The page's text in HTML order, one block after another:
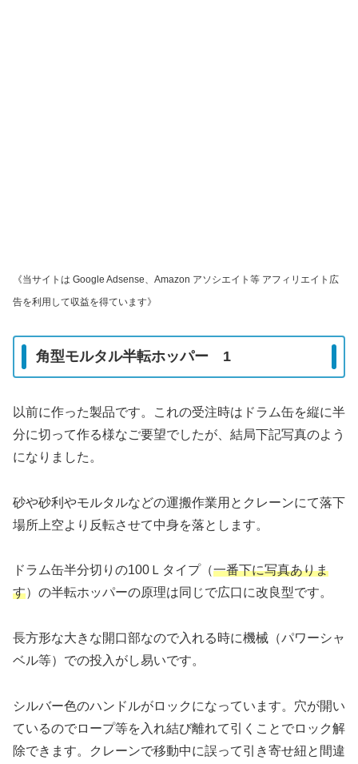
《当サイトは Google Adsense、Amazon アソシエイト等 アフィリエイト広
告を利用して収益を得ています》
角型モルタル半転ホッパー 1
以前に作った製品です。これの受注時はドラム缶を縦に半
分に切って作る様なご要望でしたが、結局下記写真のよう
になりました。
砂や砂利やモルタルなどの運搬作業用とクレーンにて落下
場所上空より反転させて中身を落とします。
ドラム缶半分切りの100Ｌタイプ（一番下に写真ありま
す）の半転ホッパーの原理は同じで広口に改良型です。
長方形な大きな開口部なので入れる時に機械（パワーシャ
ベル等）での投入がし易いです。
シルバー色のハンドルがロックになっています。穴が開い
ているのでロープ等を入れ結び離れて引くことでロック解
除できます。クレーンで移動中に誤って引き寄せ紐と間違